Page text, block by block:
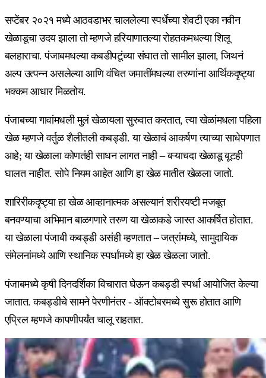
सप्टेंबर २०२१ मध्ये आठवडाभर चाललेल्या स्पर्धेच्या शेवटी एका नवीन
खेळाडूचा उदय झाला तो म्हणजे हरियाणातल्या रोहतकमधल्या शिलू
बलहाराचा. पंजाबमधल्या कबडीपटूंच्या संघात तो सामील झाला, जिथनं
अल्प उत्पन्न असलेल्या आणि वंचित जमातींमधल्या तरुणांना आर्थिकदृष्ट्या
भक्कम आधार मिळतोय.
पंजाबच्या गावांमधली मुलं खेळायला सुरुवात करतात, त्या खेळांमधला पहिला
खेळ म्हणजे वर्तुळ शैलीतली कबड्डी. या खेळाचं आकर्षण त्याच्या साधेपणात
आहे; या खेळाला कोणतंही साधन लागत नाही – बऱ्याचदा खेळाडू बूटही
घालत नाहीत. सोपे नियम आहेत आणि हा खेळ मातीत खेळला जातो.
शारिरीकदृष्ट्या हा खेळ आव्हानात्मक असल्यानं शरीरयष्टी मजबूत
बनवण्याचा अभिमान बाळगणारे तरुण या खेळाकडे जास्त आकर्षित होतात.
या खेळाला पंजाबी कबड्डी असंही म्हणतात – जत्रांमध्ये, सामुदायिक
संमेलनांमध्ये आणि स्थानिक स्पर्धांमध्ये हा खेळ खेळला जातो.
पंजाबमध्ये कृषी दिनदर्शिका विचारात घेऊन कबड्डी स्पर्धा आयोजित केल्या
जातात. कबड्डीचे सामने पेरणीनंतर - ऑक्टोबरमध्ये सुरू होतात आणि
एप्रिल म्हणजे कापणीपर्यंत चालू राहतात.